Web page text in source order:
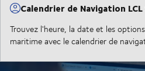
Calendrier de Navigation
Trouvez l'heure, la date et les
maritime avec le calendrier de